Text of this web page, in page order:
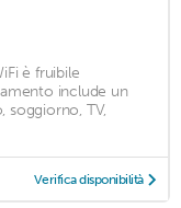
è fruibile
include un
soggiorno, TV,
Verifica disponibilità